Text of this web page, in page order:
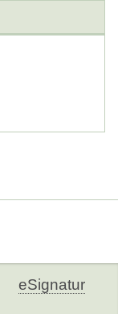
eSignatur